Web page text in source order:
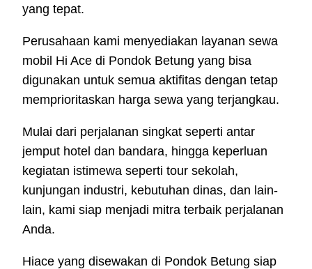
yang tepat.
Perusahaan kami menyediakan layanan sewa
mobil Hi Ace di Pondok Betung yang bisa
digunakan untuk semua aktifitas dengan tetap
memprioritaskan harga sewa yang terjangkau.
Mulai dari perjalanan singkat seperti antar
jemput hotel dan bandara, hingga keperluan
kegiatan istimewa seperti tour sekolah,
kunjungan industri, kebutuhan dinas, dan lain-
lain, kami siap menjadi mitra terbaik perjalanan
Anda.
Hiace yang disewakan di Pondok Betung siap